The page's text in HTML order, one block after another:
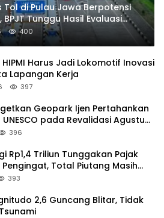
Tol di Pulau Jawa Berpotensi
BPJT Tunggu Hasil Evaluasi
400
Harus Jadi Lokomotif Inovasi
Lapangan Kerja
397
Geopark Ijen Pertahankan
pada Revalidasi Agustus
396
Rp1,4 Triliun Tunggakan Pajak
Pengingat, Total Piutang Masih
393
2,6 Guncang Blitar, Tidak